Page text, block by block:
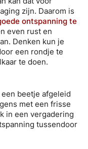
zijn. Daarom is
ontspanning te
even rust en
Denken kun je
een rondje te
te doen.
beetje afgeleid
met een frisse
in een vergadering
tussendoor